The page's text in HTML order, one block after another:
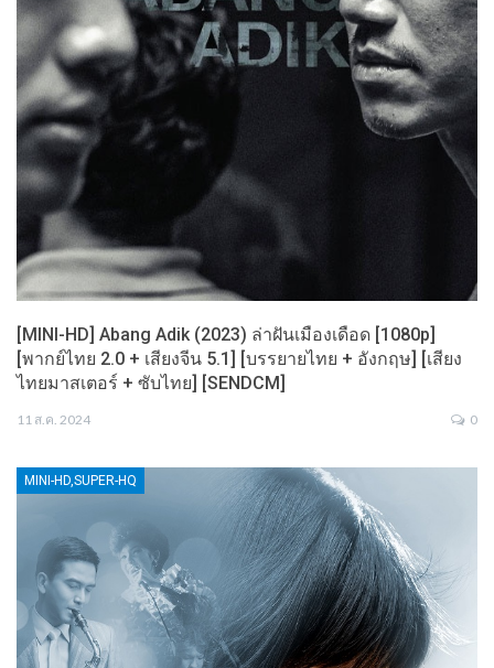
[MINI-HD] Abang Adik (2023) ล่าฝันเมืองเดือด [1080p]
[พากย์ไทย 2.0 + เสียงจีน 5.1] [บรรยายไทย + อังกฤษ] [เสียง
ไทยมาสเตอร์ + ซับไทย] [SENDCM]
11 ส.ค. 2024 0
MINI-HD,SUPER-HQ